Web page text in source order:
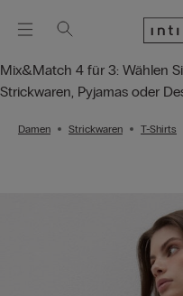
Mix&Match 4 für 3: Wählen
Strickwaren, Pyjamas oder
Damen Strickwaren T-Shirts